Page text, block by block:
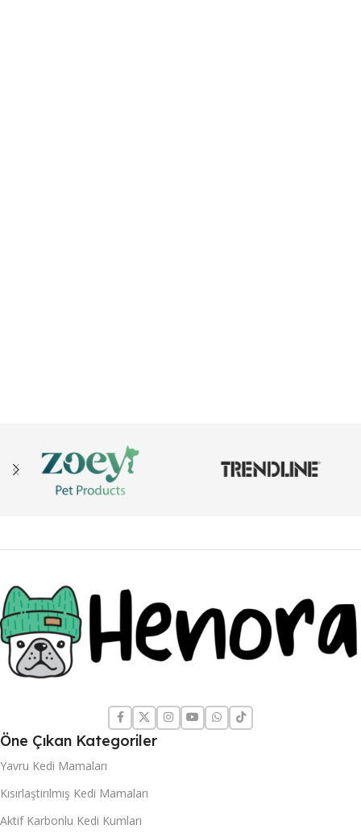
Öne Çıkan Kategoriler
Yavru Kedi Mamaları
Kısırlaştırılmış Kedi Mamaları
Aktif Karbonlu Kedi Kumları